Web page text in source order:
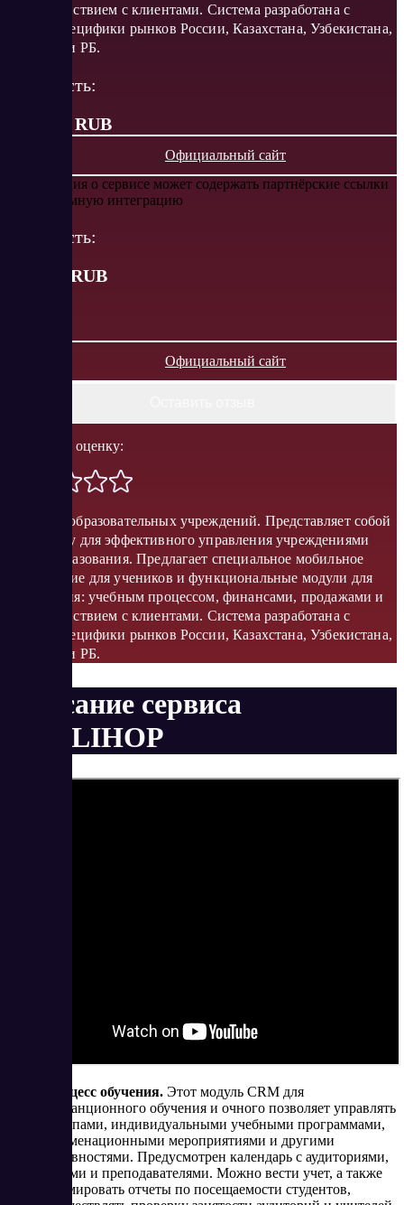
взаимодействием с клиентами​​. Система разработана с
учетом специфики рынков России, Казахстана, Узбекистана,
Украины и РБ.
Стоимость:
от 1 670 RUB
Официальный сайт
Информация о сервисе может содержать партнёрские ссылки
или рекламную интеграцию
Стоимость:
RUB
Официальный сайт
Поставить оценку:
CRM для образовательных учреждений. Представляет собой
платформу для эффективного управления учреждениями
сферы образования. Предлагает специальное мобильное
приложение для учеников и функциональные модули для
управления: учебным процессом, финансами, продажами и
взаимодействием с клиентами​​. Система разработана с
учетом специфики рынков России, Казахстана, Узбекистана,
Украины и РБ.
Описание сервиса
HOLLIHOP
Процесс обучения. Этот модуль CRM для
дистанционного обучения и очного позволяет управлять
группами, индивидуальными учебными программами,
экзаменационными мероприятиями и другими
активностями. Предусмотрен календарь с аудиториями,
часами и преподавателями. Можно вести учет, а также
формировать отчеты по посещаемости студентов,